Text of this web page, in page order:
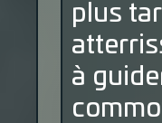
plus
à